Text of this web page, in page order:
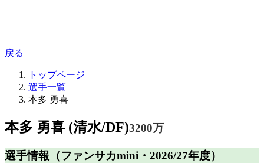
戻る
トップページ
選手一覧
本多 勇喜
本多 勇喜 (清水/DF)3200万
選手情報 （ファンサカmini・2026/27年度）